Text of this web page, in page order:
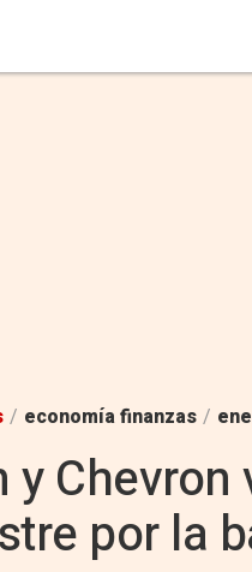
/ economía finanzas /
y
por la